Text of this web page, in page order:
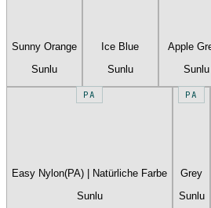
Sunny Orange
Sunlu
Ice Blue
Sunlu
Apple
Sunlu
PA
Easy Nylon(PA) | Natürliche Farbe
Sunlu
PA
Grey
Sunlu